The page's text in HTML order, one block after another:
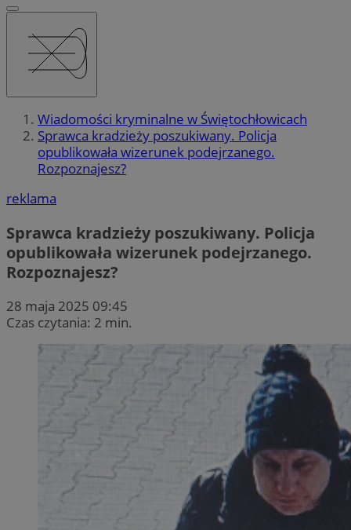
Wiadomości kryminalne w Świętochłowicach
Sprawca kradzieży poszukiwany. Policja
opublikowała wizerunek podejrzanego.
Rozpoznajesz?
reklama
Sprawca kradzieży poszukiwany. Policja
opublikowała wizerunek podejrzanego.
Rozpoznajesz?
28 maja 2025 09:45
Czas czytania: 2 min.